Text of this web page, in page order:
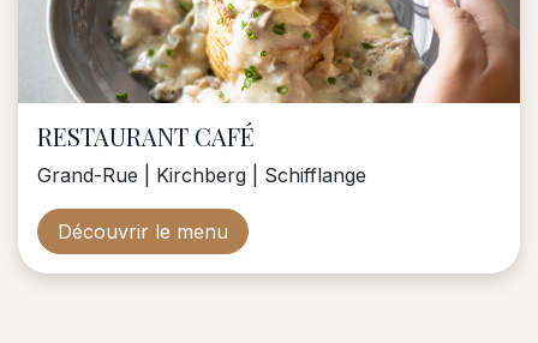
RESTAURANT CAFÉ
Grand-Rue | Kirchberg | Schifflange
Découvrir le menu